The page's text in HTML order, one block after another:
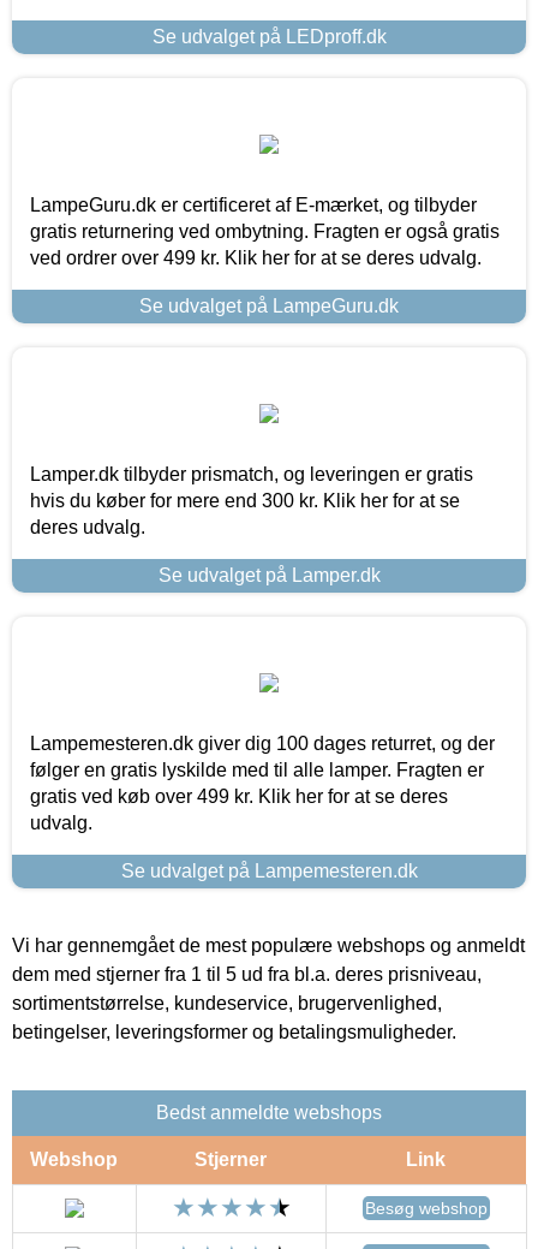
Se udvalget på LEDproff.dk
LampeGuru.dk er certificeret af E-mærket, og tilbyder
gratis returnering ved ombytning. Fragten er også gratis
ved ordrer over 499 kr. Klik her for at se deres udvalg.
Se udvalget på LampeGuru.dk
Lamper.dk tilbyder prismatch, og leveringen er gratis
hvis du køber for mere end 300 kr. Klik her for at se
deres udvalg.
Se udvalget på Lamper.dk
Lampemesteren.dk giver dig 100 dages returret, og der
følger en gratis lyskilde med til alle lamper. Fragten er
gratis ved køb over 499 kr. Klik her for at se deres
udvalg.
Se udvalget på Lampemesteren.dk
Vi har gennemgået de mest populære webshops og anmeldt
dem med stjerner fra 1 til 5 ud fra bl.a. deres prisniveau,
sortimentstørrelse, kundeservice, brugervenlighed,
betingelser, leveringsformer og betalingsmuligheder.
Bedst anmeldte webshops
Webshop Stjerner Link
Besøg webshop